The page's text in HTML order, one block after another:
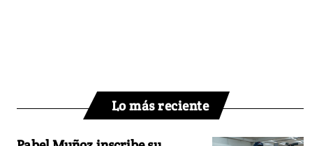
Lo más reciente